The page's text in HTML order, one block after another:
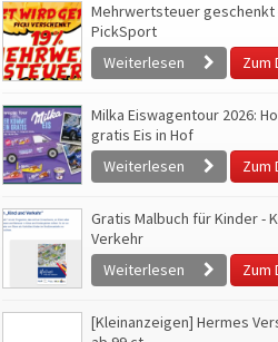
Mehrwertsteuer geschenkt
PickSport
Weiterlesen
Zum
Milka Eiswagentour 2026:
gratis Eis in Hof
Weiterlesen
Zum
Gratis Malbuch für Kinder -
Verkehr
Weiterlesen
Zum
[Kleinanzeigen] Hermes